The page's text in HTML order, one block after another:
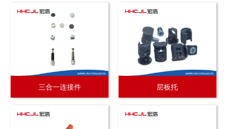
三合一连接件 层板托